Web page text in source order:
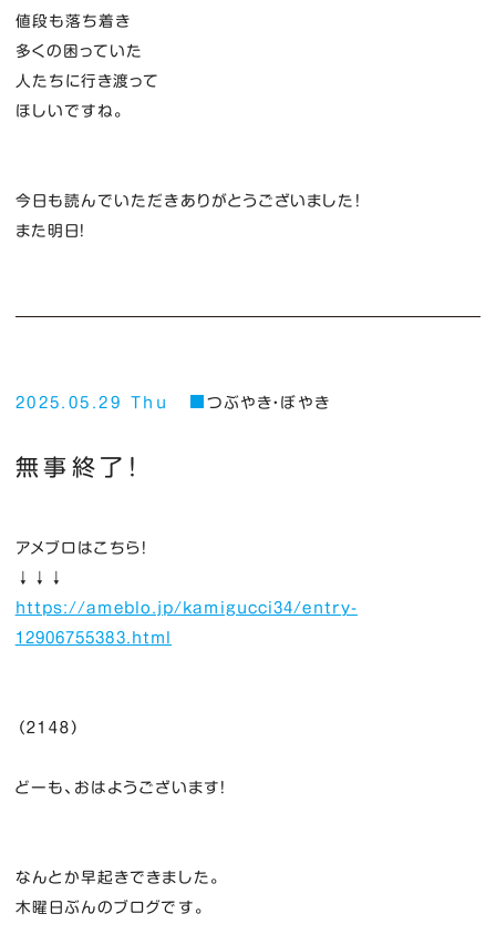
値段も落ち着き
多くの困っていた
人たちに行き渡って
ほしいですね。
今日も読んでいただきありがとうございました！
また明日！
2025.05.29 Thu つぶやき・ぼやき
無事終了！
アメブロはこちら！
↓↓↓
https://ameblo.jp/kamigucci34/entry-
12906755383.html
（２１４８）
どーも、おはようございます！
なんとか早起きできました。
木曜日ぶんのブログです。